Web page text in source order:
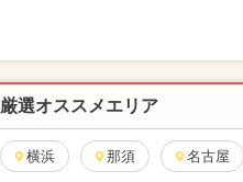
厳選オススメエリア
横浜 那須 名古屋